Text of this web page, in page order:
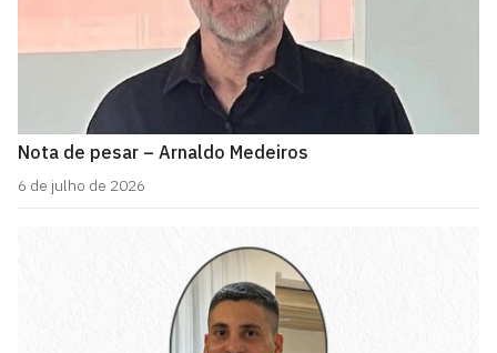
Nota de pesar – Arnaldo Medeiros
6 de julho de 2026